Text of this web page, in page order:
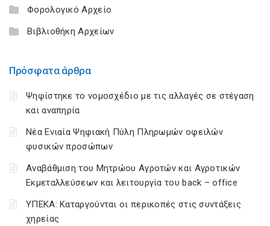
Φορολογικό Αρχείο
Βιβλιοθήκη Αρχείων
Πρόσφατα άρθρα
Ψηφίστηκε το νομοσχέδιο με τις αλλαγές σε στέγαση
και αναπηρία
Νέα Ενιαία Ψηφιακή Πύλη Πληρωμών οφειλών
φυσικών προσώπων
Αναβάθμιση του Μητρώου Αγροτών και Αγροτικών
Εκμεταλλεύσεων και λειτουργία του back – office
ΥΠΕΚΑ: Καταργούνται οι περικοπές στις συντάξεις
χηρείας